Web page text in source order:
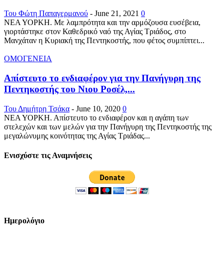
Του Φώτη Παπαγερμανού - June 21, 2021 0
ΝΕΑ ΥΟΡΚΗ. Με λαμπρότητα και την αρμόζουσα ευσέβεια,
γιορτάστηκε στον Καθεδρικό ναό της Αγίας Τριάδος, στο
Μανχάταν η Κυριακή της Πεντηκοστής, που φέτος συμπίπτει...
ΟΜΟΓΕΝΕΙΑ
Απίστευτο το ενδιαφέρον για την Πανήγυρη της
Πεντηκοστής του Νιου Ροσέλ,...
Του Δημήτρη Τσάκα - June 10, 2020 0
ΝΕΑ ΥΟΡΚΗ. Απίστευτο το ενδιαφέρον και η αγάπη των
στελεχών και των μελών για την Πανήγυρη της Πεντηκοστής της
μεγαλώνυμης κοινότητας της Αγίας Τριάδας...
Ενισχύστε τις Αναμνήσεις
Ημερολόγιο